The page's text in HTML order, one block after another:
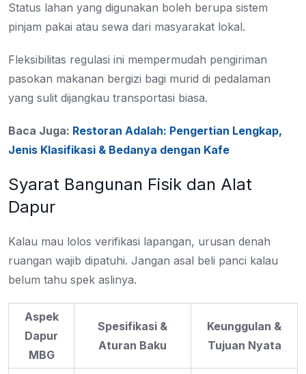
Status lahan yang digunakan boleh berupa sistem
pinjam pakai atau sewa dari masyarakat lokal.
Fleksibilitas regulasi ini mempermudah pengiriman
pasokan makanan bergizi bagi murid di pedalaman
yang sulit dijangkau transportasi biasa.
Baca Juga: Restoran Adalah: Pengertian Lengkap,
Jenis Klasifikasi & Bedanya dengan Kafe
Syarat Bangunan Fisik dan Alat
Dapur
Kalau mau lolos verifikasi lapangan, urusan denah
ruangan wajib dipatuhi. Jangan asal beli panci kalau
belum tahu spek aslinya.
Aspek
Dapur
MBG
Spesifikasi &
Aturan Baku
Keunggulan &
Tujuan Nyata